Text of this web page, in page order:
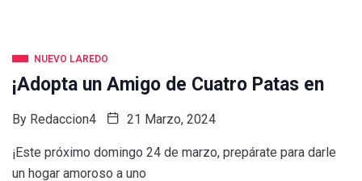
NUEVO LAREDO
¡Adopta un Amigo de Cuatro Patas en
By Redaccion4 21 Marzo, 2024
¡Este próximo domingo 24 de marzo, prepárate para darle
un hogar amoroso a uno